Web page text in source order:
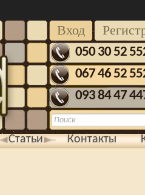
Вход
050 30 52
067 46 52
093 84 47
Статьи Контакты